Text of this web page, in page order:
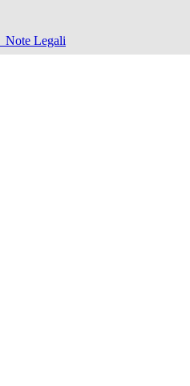
Note Legali